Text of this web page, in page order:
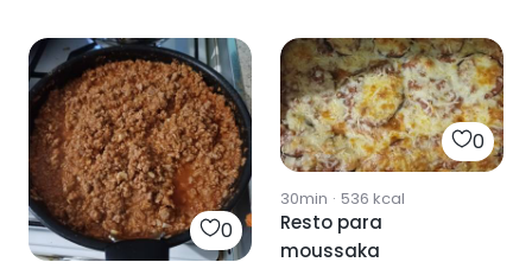
0
0
30min · 536 kcal
Resto para
moussaka